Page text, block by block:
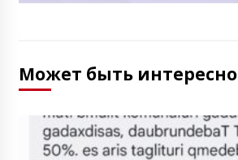
Может быть интересно